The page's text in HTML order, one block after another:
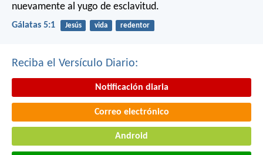
nuevamente al yugo de esclavitud.
Gálatas 5:1 Jesús vida redentor
Reciba el Versículo Diario:
Notificación diaria
Correo electrónico
Android